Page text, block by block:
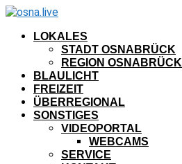
LOKALES
STADT OSNABRÜCK
REGION OSNABRÜCK
BLAULICHT
FREIZEIT
ÜBERREGIONAL
SONSTIGES
VIDEOPORTAL
WEBCAMS
SERVICE